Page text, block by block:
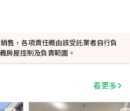
售，各項責任概由該受託業者自行負
房屋控制及負責範圍。
看更多